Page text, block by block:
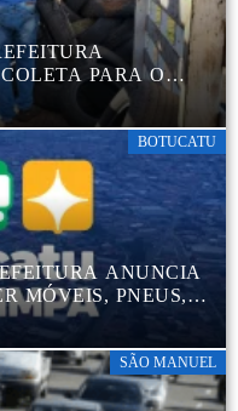
PARA O
CORRETO DE
ADEQUADA
BOTUCATU
ANUNCIA
MÓVEIS, PNEUS,
SEM USO
SÃO MANUEL